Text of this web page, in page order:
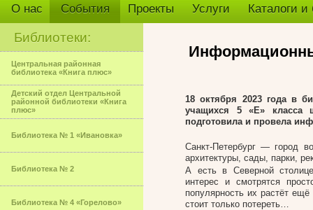
О нас События Проекты Услуги Каталоги
Библиотеки:
Центральная районная
библиотека «Книга плюс»
Детский отдел Центральной
районной библиотеки «Книга
плюс»
Библиотека № 1 «Ивановка»
Библиотека № 2
Библиотека № 4 «Горелово»
18 октября 2023 года в
учащихся 5 «Е»
подготовила и провела
Санкт-Петербург — город
архитектуры, сады, парки,
А есть в Северной
интерес и смотрятся
популярность их растёт
стоит только потереть…